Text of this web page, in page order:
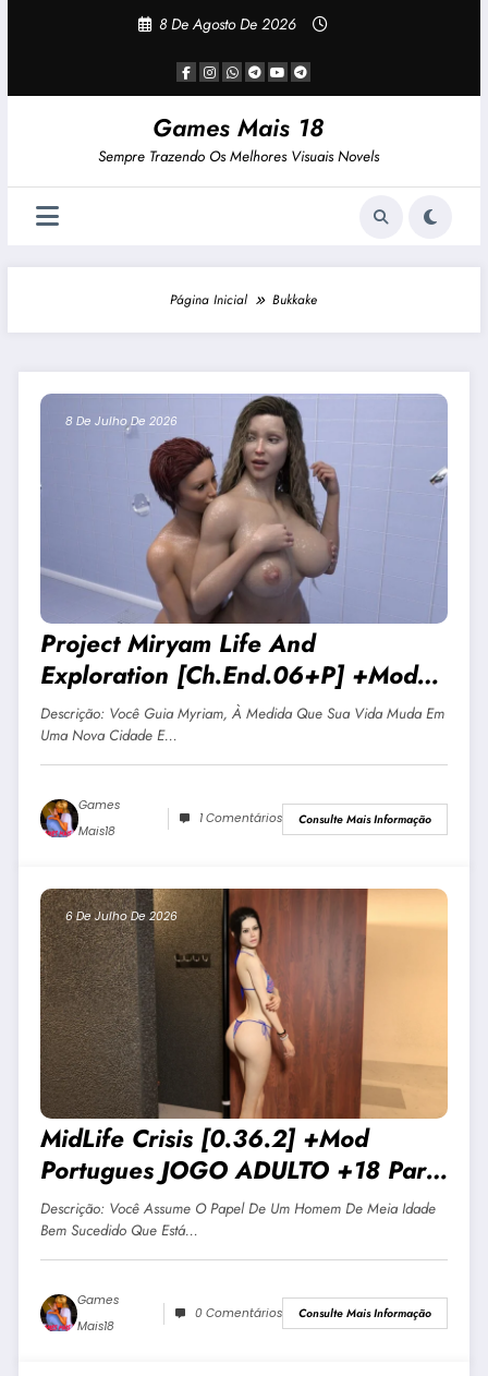
8 De Agosto De 2026
Games Mais 18
Sempre Trazendo Os Melhores Visuais Novels
Página Inicial Bukkake
8 De Julho De 2026
Project Miryam Life And
Exploration [Ch.end.06+p] +Mod
Portugues JOGO ADULTO +18 Para
Android E PC
Descrição: Você Guia Myriam, À Medida Que Sua Vida Muda Em
Uma Nova Cidade E…
Games
Mais18
1 Comentários Consulte Mais Informação
6 De Julho De 2026
MidLife Crisis [0.36.2] +Mod
Portugues JOGO ADULTO +18 Para
Android E PC
Descrição: Você Assume O Papel De Um Homem De Meia Idade
Bem Sucedido Que Está…
Games
Mais18
0 Comentários Consulte Mais Informação